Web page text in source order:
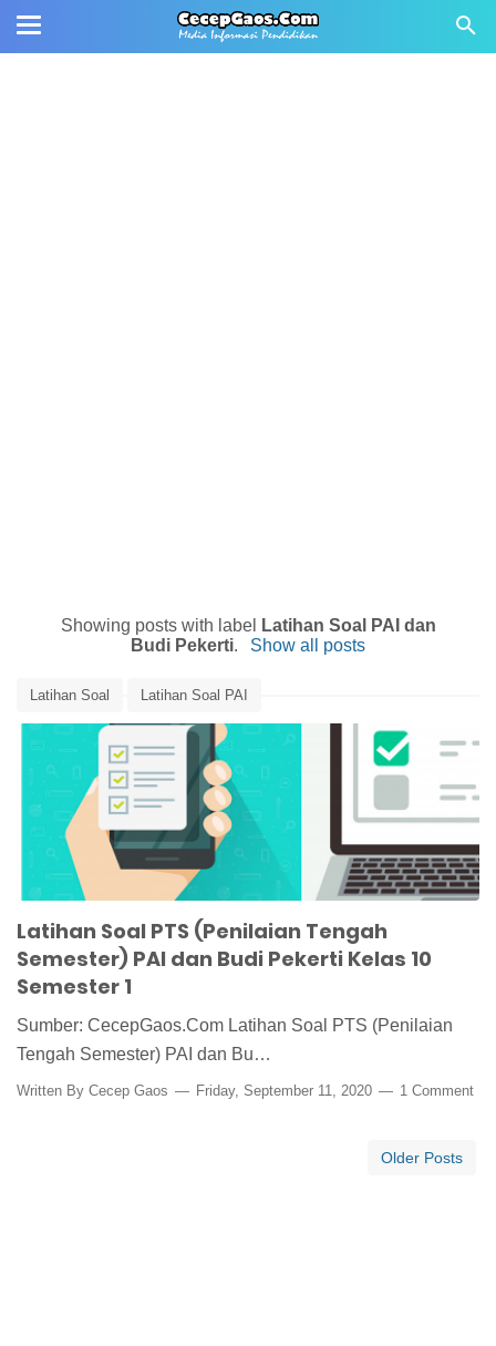
Showing posts with label
Latihan Soal PAI dan
Budi Pekerti. Show all posts
Latihan Soal Latihan Soal PAI
Latihan Soal PAI dan Budi Pekerti Latihan Soal PTS
Latihan Soal PTS PAI Media Pembelajaran PAI kelas 10
Pendidikan Agama Islam
Latihan Soal PTS (Penilaian Tengah
Semester) PAI dan Budi Pekerti Kelas 10
Semester 1
Sumber: CecepGaos.Com Latihan Soal PTS (Penilaian
Tengah Semester) PAI dan Bu…
Written By Cecep Gaos Friday, September 11, 2020 1 Comment
Older Posts